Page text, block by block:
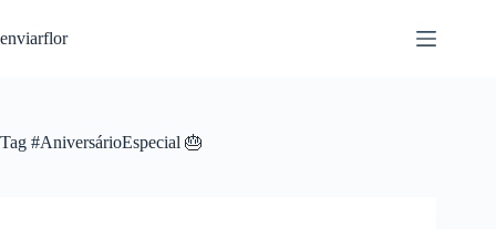
k
c
enviarflor
Tag #AniversárioEspecial 🎂